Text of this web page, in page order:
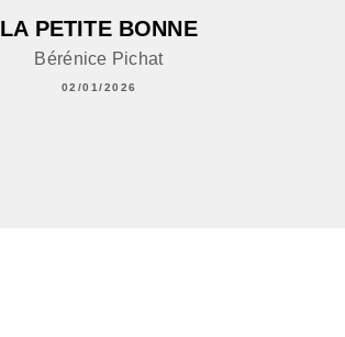
LA PETITE BONNE
Bérénice Pichat
02/01/2026